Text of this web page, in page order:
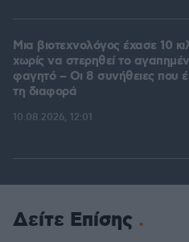
Μια βιοτεχνολόγος έχασε 10
χωρίς να στερηθεί το
φαγητό – Οι 8 συνήθειες που
τη διαφορά
10.08.2026, 12:01
Δείτε Επίσης